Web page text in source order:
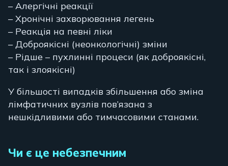
– Алергічні реакції
– Хронічні захворювання легень
– Реакція на певні ліки
– Доброякісні (неонкологічні) зміни
– Рідше – пухлинні процеси (як доброякісні,
так і злоякісні)
У більшості випадків збільшення або зміна
лімфатичних вузлів пов’язана з
нешкідливими або тимчасовими станами.
Чи є це небезпечним